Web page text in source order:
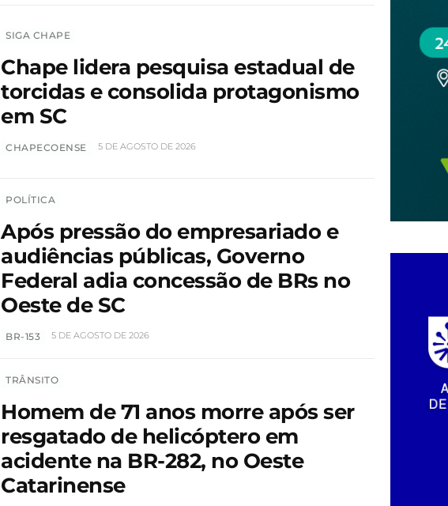
SIGA CHAPE
Chape lidera pesquisa estadual de
torcidas e consolida protagonismo
em SC
CHAPECOENSE 5 DE AGOSTO DE 2026
POLÍTICA
Após pressão do empresariado e
audiências públicas, Governo
Federal adia concessão de BRs no
Oeste de SC
BR-153 5 DE AGOSTO DE 2026
TRÂNSITO
Homem de 71 anos morre após ser
resgatado de helicóptero em
acidente na BR-282, no Oeste
Catarinense